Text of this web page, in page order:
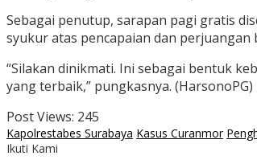
Sebagai penutup, sarapan pagi gratis
syukur atas pencapaian dan perjuangan
“Silakan dinikmati. Ini sebagai bentuk
yang terbaik,” pungkasnya. (HarsonoPG)
Post Views: 245
Kapolrestabes Surabaya Kasus Curanmor
Ikuti Kami